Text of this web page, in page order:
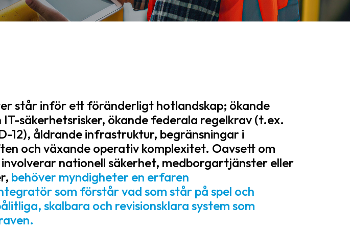
står inför ett föränderligt hotlandskap; ökande
IT-säkerhetsrisker, ökande federala regelkrav (t.ex.
12), åldrande infrastruktur, begränsningar i
och växande operativ komplexitet. Oavsett om
nationell säkerhet, medborgartjänster eller
behöver myndigheter en erfaren
som förstår vad som står på spel och
skalbara och revisionsklara system som